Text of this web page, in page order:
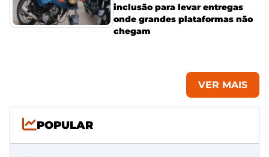
inclusão para levar entregas
onde grandes plataformas não
chegam
VER MAIS
POPULAR